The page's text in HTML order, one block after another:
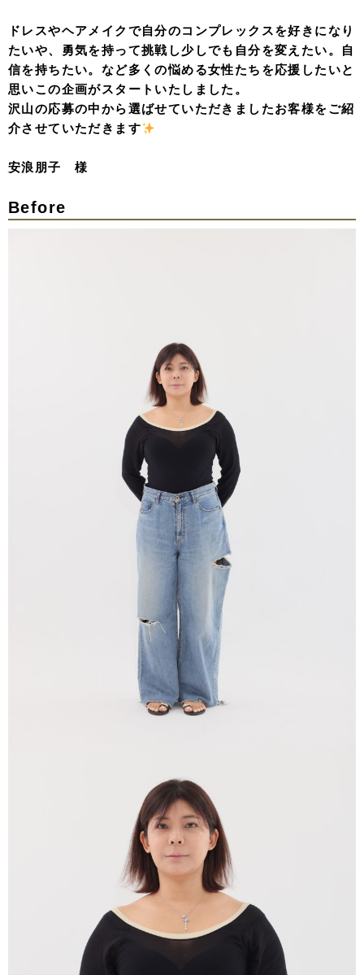
ドレスやヘアメイクで自分のコンプレックスを好きになり
たいや、勇気を持って挑戦し少しでも自分を変えたい。自
信を持ちたい。など多くの悩める女性たちを応援したいと
思いこの企画がスタートいたしました。
沢山の応募の中から選ばせていただきましたお客様をご紹
介させていただきます
安浪朋子 様
Before